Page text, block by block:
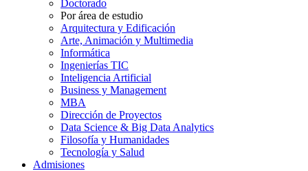
Doctorado
Por área de estudio
Arquitectura y Edificación
Arte, Animación y Multimedia
Informática
Ingenierías TIC
Inteligencia Artificial
Business y Management
MBA
Dirección de Proyectos
Data Science & Big Data Analytics
Filosofía y Humanidades
Tecnología y Salud
Admisiones